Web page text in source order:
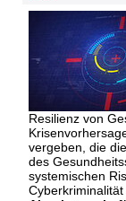
Resilienz von
vergeben, die
des
systemischen